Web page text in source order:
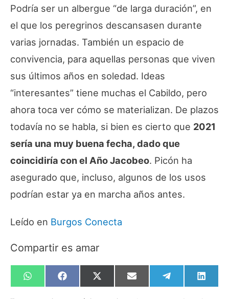
Podría ser un albergue “de larga duración”, en
el que los peregrinos descansasen durante
varias jornadas. También un espacio de
convivencia, para aquellas personas que viven
sus últimos años en soledad. Ideas
“interesantes” tiene muchas el Cabildo, pero
ahora toca ver cómo se materializan. De plazos
todavía no se habla, si bien es cierto que 2021
sería una muy buena fecha, dado que
coincidiría con el Año Jacobeo. Picón ha
asegurado que, incluso, algunos de los usos
podrían estar ya en marcha años antes.
Leído en Burgos Conecta
Compartir es amar
Compartir
en
Compartir
en
Compartir
en
Compartir
en
Compartir
en
en